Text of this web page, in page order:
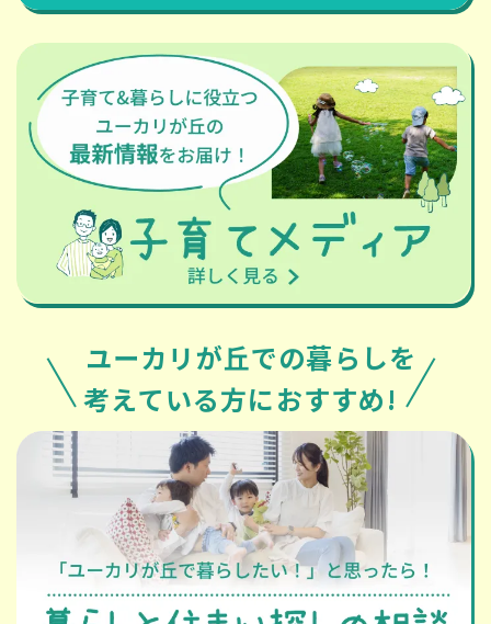
ユーカリが丘での暮らしを
考えている方におすすめ!